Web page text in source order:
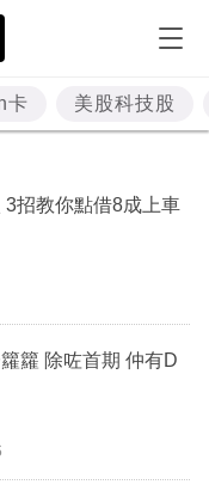
卡 美股科技股
3招教你點借8成上車
籮 除咗首期 仲有D